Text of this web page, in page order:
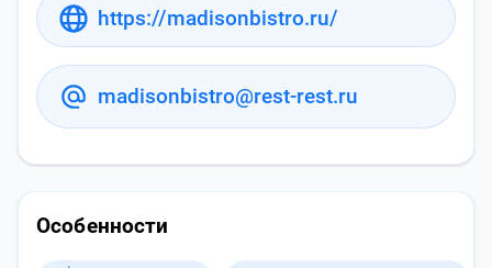
https://madisonbistro.ru/
madisonbistro@rest-rest.ru
Особенности